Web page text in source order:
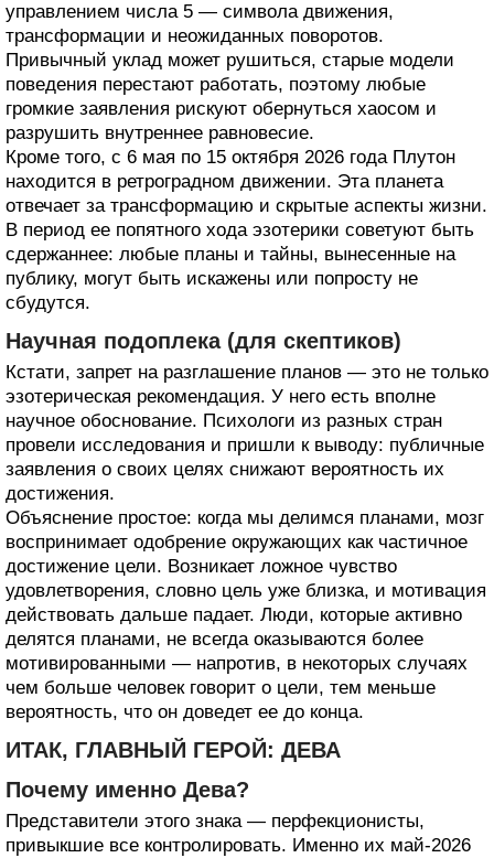
управлением числа 5 — символа движения,
трансформации и неожиданных поворотов.
Привычный уклад может рушиться, старые модели
поведения перестают работать, поэтому любые
громкие заявления рискуют обернуться хаосом и
разрушить внутреннее равновесие.
Кроме того, с 6 мая по 15 октября 2026 года Плутон
находится в ретроградном движении. Эта планета
отвечает за трансформацию и скрытые аспекты жизни.
В период ее попятного хода эзотерики советуют быть
сдержаннее: любые планы и тайны, вынесенные на
публику, могут быть искажены или попросту не
сбудутся.
Научная подоплека (для скептиков)
Кстати, запрет на разглашение планов — это не только
эзотерическая рекомендация. У него есть вполне
научное обоснование. Психологи из разных стран
провели исследования и пришли к выводу: публичные
заявления о своих целях снижают вероятность их
достижения.
Объяснение простое: когда мы делимся планами, мозг
воспринимает одобрение окружающих как частичное
достижение цели. Возникает ложное чувство
удовлетворения, словно цель уже близка, и мотивация
действовать дальше падает. Люди, которые активно
делятся планами, не всегда оказываются более
мотивированными — напротив, в некоторых случаях
чем больше человек говорит о цели, тем меньше
вероятность, что он доведет ее до конца.
ИТАК, ГЛАВНЫЙ ГЕРОЙ: ДЕВА
Почему именно Дева?
Представители этого знака — перфекционисты,
привыкшие все контролировать. Именно их май-2026